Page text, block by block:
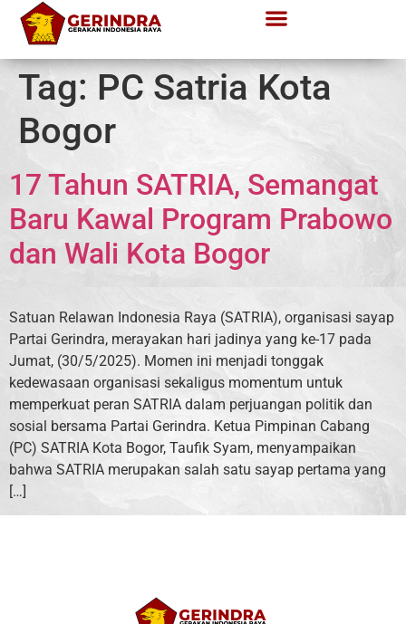
Tag: PC Satria Kota
Bogor
17 Tahun SATRIA, Semangat
Baru Kawal Program Prabowo
dan Wali Kota Bogor
Satuan Relawan Indonesia Raya (SATRIA), organisasi sayap
Partai Gerindra, merayakan hari jadinya yang ke-17 pada
Jumat, (30/5/2025). Momen ini menjadi tonggak
kedewasaan organisasi sekaligus momentum untuk
memperkuat peran SATRIA dalam perjuangan politik dan
sosial bersama Partai Gerindra. Ketua Pimpinan Cabang
(PC) SATRIA Kota Bogor, Taufik Syam, menyampaikan
bahwa SATRIA merupakan salah satu sayap pertama yang
[…]